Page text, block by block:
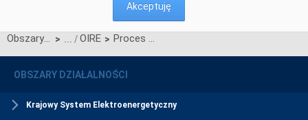
Akceptuję
Obszary działalności > OIRE > Proces Migracji Danych CSIRE
OBSZARY DZIAŁALNOŚCI
Krajowy System Elektroenergetyczny